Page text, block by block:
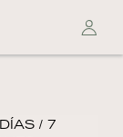
/ 7